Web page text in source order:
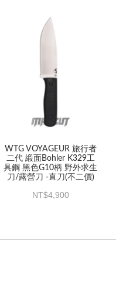
WTG VOYAGEUR 旅行者
二代 緞面Bohler K329工
具鋼 黑色G10柄 野外求生
刀/露營刀 -直刀(不二價)
4,900